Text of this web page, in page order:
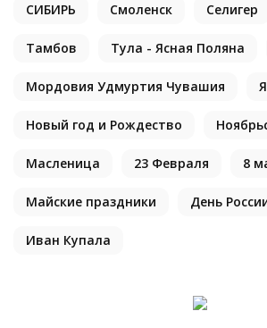
СИБИРЬ Смоленск Селигер
Тамбов Тула - Ясная Поляна
Мордовия Удмуртия Чувашия
Новый год и Рождество
Масленица 23 Февраля 8
Майские праздники День
Иван Купала